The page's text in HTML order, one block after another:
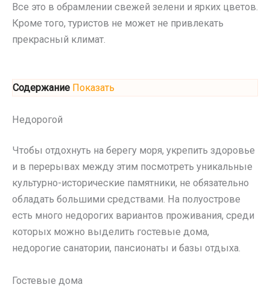
Все это в обрамлении свежей зелени и ярких цветов.
Кроме того, туристов не может не привлекать
прекрасный климат.
Содержание Показать
Недорогой
Чтобы отдохнуть на берегу моря, укрепить здоровье
и в перерывах между этим посмотреть уникальные
культурно-исторические памятники, не обязательно
обладать большими средствами. На полуострове
есть много недорогих вариантов проживания, среди
которых можно выделить гостевые дома,
недорогие санатории, пансионаты и базы отдыха.
Гостевые дома